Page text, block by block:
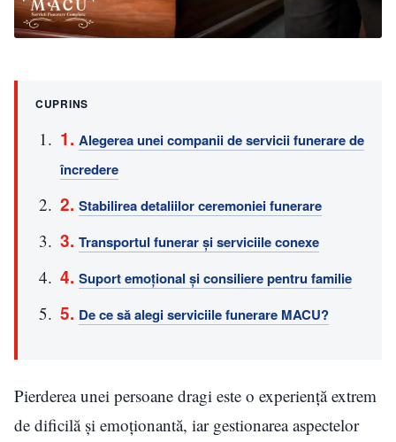
CUPRINS
Alegerea unei companii de servicii funerare de
încredere
Stabilirea detaliilor ceremoniei funerare
Transportul funerar și serviciile conexe
Suport emoțional și consiliere pentru familie
De ce să alegi serviciile funerare MACU?
Pierderea unei persoane dragi este o experiență extrem
de dificilă și emoționantă, iar gestionarea aspectelor